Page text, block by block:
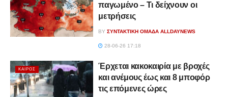
παγωμένο – Τι δείχνουν οι
μετρήσεις
BY ΣΥΝΤΑΚΤΙΚΉ ΟΜΆΔΑ ALLDAYNEWS
28-06-26 17:18
ΚΑΙΡΌΣ
Έρχεται κακοκαιρία με βροχές
και ανέμους έως και 8 μποφόρ
τις επόμενες ώρες